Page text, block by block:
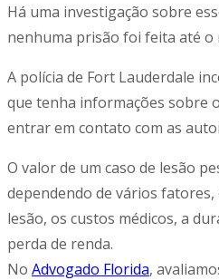
Há uma investigação sobre
nenhuma prisão foi feita até o
A polícia de Fort Lauderdale
que tenha informações sobre
entrar em contato com as
O valor de um caso de lesão
dependendo de vários fatores,
lesão, os custos médicos, a
perda de renda.
No Advogado Florida,